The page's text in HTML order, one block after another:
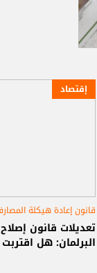
إقتصاد
قانون إعادة هيكلة
تعديلات قانون
البرلمان: هل